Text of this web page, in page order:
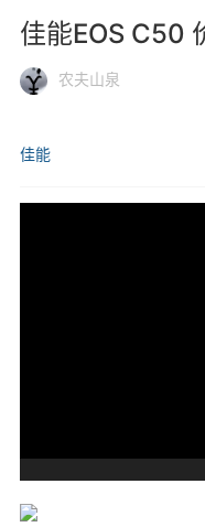
佳能EOS C50
农夫山泉
佳能